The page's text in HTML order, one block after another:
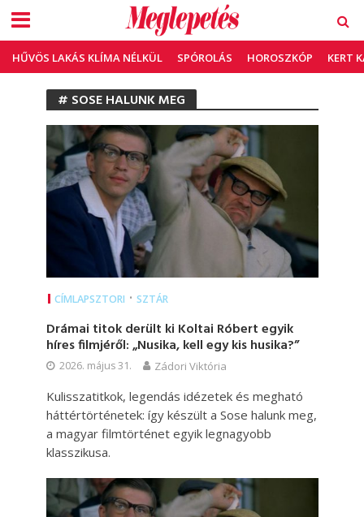
HŰVÖS LAKÁS KLÍMA NÉLKÜL SPÓROLÁS HOROSZKÓP KERT
# SOSE HALUNK MEG
CÍMLAPSZTORI • SZTÁR
Drámai titok derült ki Koltai Róbert egyik
híres filmjéről: „Nusika, kell egy kis husika?”
2026. május 31. Zádori Viktória
Kulisszatitkok, legendás idézetek és megható
háttértörténetek: így készült a Sose halunk meg,
a magyar filmtörténet egyik legnagyobb
klasszikusa.